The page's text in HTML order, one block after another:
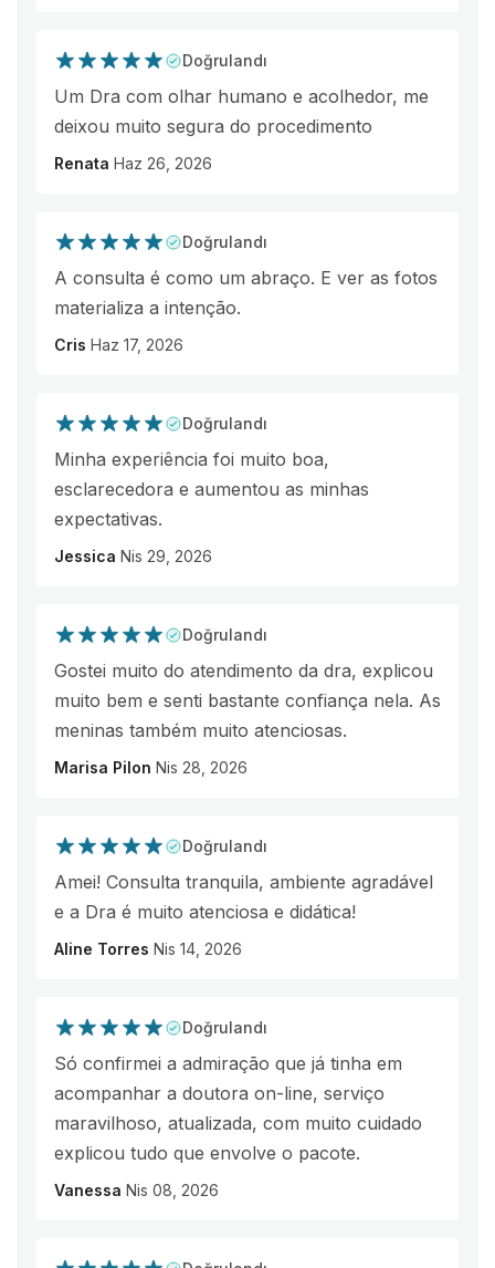
Doğrulandı
Um Dra com olhar humano e acolhedor, me
deixou muito segura do procedimento
Renata Haz 26, 2026
Doğrulandı
A consulta é como um abraço. E ver as fotos
materializa a intenção.
Cris Haz 17, 2026
Doğrulandı
Minha experiência foi muito boa,
esclarecedora e aumentou as minhas
expectativas.
Jessica Nis 29, 2026
Doğrulandı
Gostei muito do atendimento da dra, explicou
muito bem e senti bastante confiança nela. As
meninas também muito atenciosas.
Marisa Pilon Nis 28, 2026
Doğrulandı
Amei! Consulta tranquila, ambiente agradável
e a Dra é muito atenciosa e didática!
Aline Torres Nis 14, 2026
Doğrulandı
Só confirmei a admiração que já tinha em
acompanhar a doutora on-line, serviço
maravilhoso, atualizada, com muito cuidado
explicou tudo que envolve o pacote.
Vanessa Nis 08, 2026